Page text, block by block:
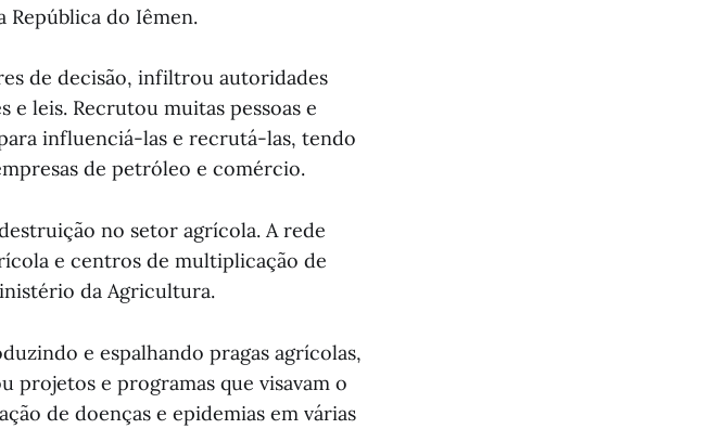
República do Iêmen.
de decisão, infiltrou autoridades
e leis. Recrutou muitas pessoas e
influenciá-las e recrutá-las, tendo
de petróleo e comércio.
no setor agrícola. A rede
e centros de multiplicação de
da Agricultura.
e espalhando pragas agrícolas,
projetos e programas que visavam o
de doenças e epidemias em várias